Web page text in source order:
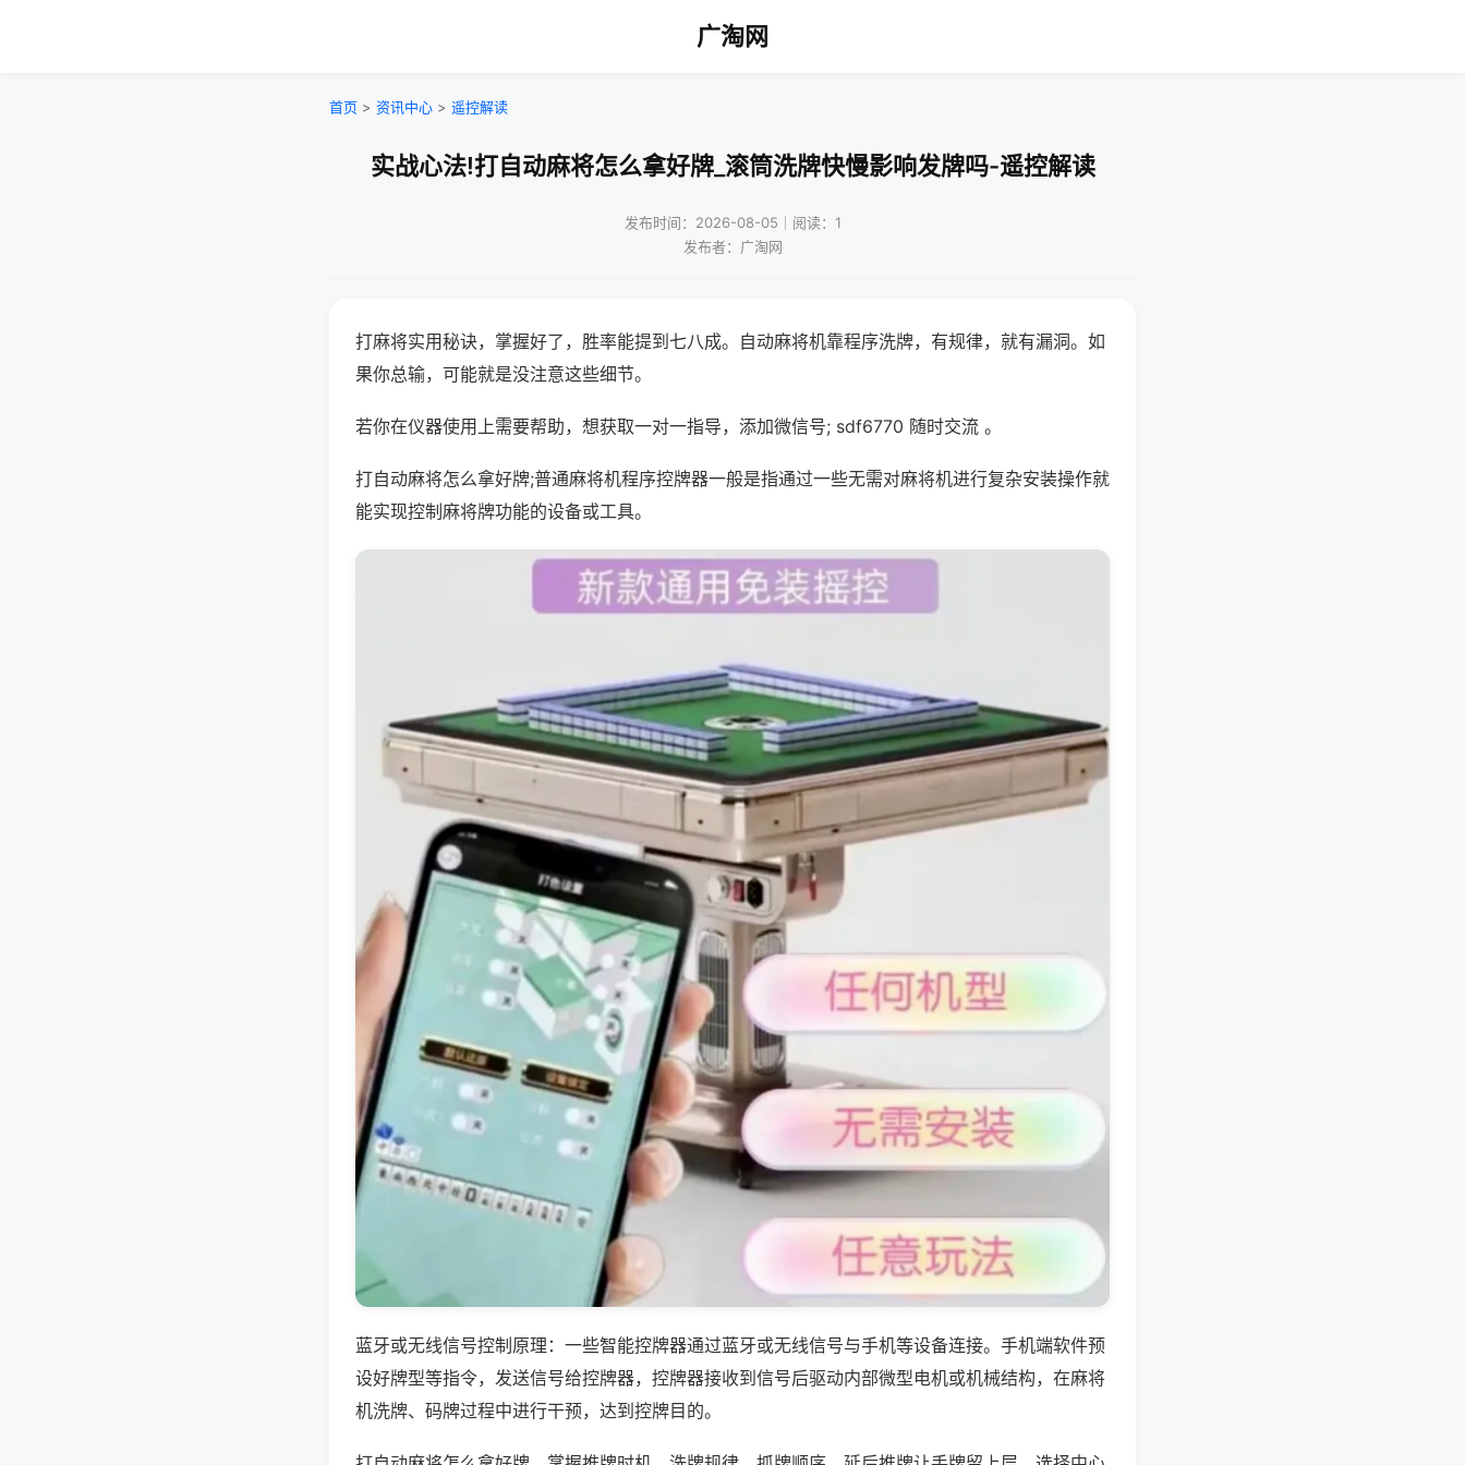
广淘网
首页 > 资讯中心 > 遥控解读
实战心法!打自动麻将怎么拿好牌_滚筒洗牌快慢影响发牌吗-遥控解读
发布时间：2026-08-05｜阅读：1
发布者：广淘网
打麻将实用秘诀，掌握好了，胜率能提到七八成。自动麻将机靠程序洗牌，有规律，就有漏洞。如
果你总输，可能就是没注意这些细节。
若你在仪器使用上需要帮助，想获取一对一指导，添加微信号; sdf6770 随时交流 。
打自动麻将怎么拿好牌;普通麻将机程序控牌器一般是指通过一些无需对麻将机进行复杂安装操作就
能实现控制麻将牌功能的设备或工具。
蓝牙或无线信号控制原理：一些智能控牌器通过蓝牙或无线信号与手机等设备连接。手机端软件预
设好牌型等指令，发送信号给控牌器，控牌器接收到信号后驱动内部微型电机或机械结构，在麻将
机洗牌、码牌过程中进行干预，达到控牌目的。